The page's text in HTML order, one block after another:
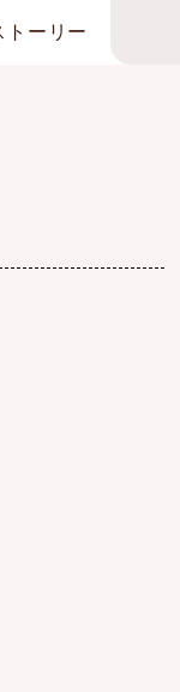
トーリー